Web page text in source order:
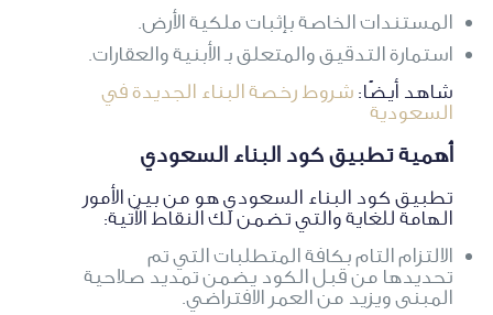
المستندات الخاصة بإثبات ملكية الأرض.
استمارة التدقيق والمتعلق بـ الأبنية والعقارات.
شاهد أيضًا: شروط رخصة البناء الجديدة في
السعودية
أهمية تطبيق كود البناء السعودي
تطبيق كود البناء السعودي هو من بين الأمور
الهامة للغاية والتي تضمن لك النقاط الآتية:
الالتزام التام بكافة المتطلبات التي تم
تحديدها من قبل الكود يضمن تمديد صلاحية
المبنى ويزيد من العمر الافتراضي.